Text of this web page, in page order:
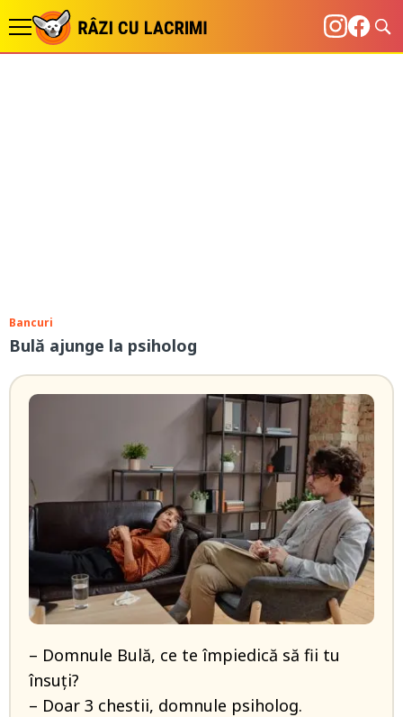
Bancuri
Bulă ajunge la psiholog
– Domnule Bulă, ce te împiedică să fii tu
însuți?
– Doar 3 chestii, domnule psiholog.